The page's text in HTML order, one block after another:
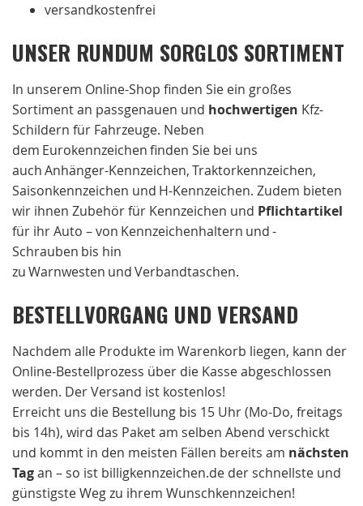
versandkostenfrei
UNSER RUNDUM SORGLOS SORTIMENT
In unserem Online-Shop finden Sie ein großes
Sortiment an passgenauen und hochwertigen Kfz-
Schildern für Fahrzeuge. Neben
dem Eurokennzeichen finden Sie bei uns
auch Anhänger-Kennzeichen, Traktorkennzeichen,
Saisonkennzeichen und H-Kennzeichen. Zudem bieten
wir ihnen Zubehör für Kennzeichen und Pflichtartikel
für ihr Auto – von Kennzeichenhaltern und -
Schrauben bis hin
zu Warnwesten und Verbandtaschen.
BESTELLVORGANG UND VERSAND
Nachdem alle Produkte im Warenkorb liegen, kann der
Online-Bestellprozess über die Kasse abgeschlossen
werden. Der Versand ist kostenlos!
Erreicht uns die Bestellung bis 15 Uhr (Mo-Do, freitags
bis 14h), wird das Paket am selben Abend verschickt
und kommt in den meisten Fällen bereits am nächsten
Tagan – so ist billigkennzeichen.de der schnellste und
günstigste Weg zu ihrem Wunschkennzeichen!